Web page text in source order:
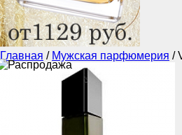
Главная / Мужская парфюмерия /